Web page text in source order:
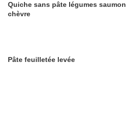
Quiche sans pâte légumes saumon
chèvre
Pâte feuilletée levée